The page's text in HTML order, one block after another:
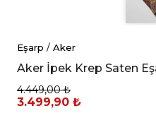
Eşarp / Aker
Aker İpek Krep Saten
4.449,00 ₺
3.499,90 ₺